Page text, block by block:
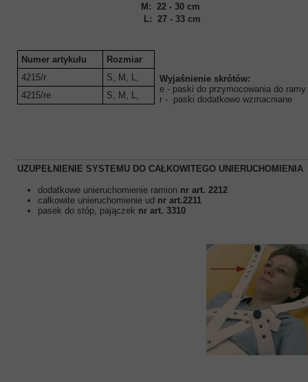
UZUPEŁNIENIE SYSTEMU DO CAŁKOWITEGO UNIERUCHOMIENIA
dodatkowe unieruchomienie ramion nr art. 2212
całkowite unieruchomienie ud nr art.2211
pasek do stóp, pajączek nr art. 3310
Wyjaśnienie skrótów:
e - paski do przymocowania do ramy
r - paski dodatkowo wzmacniane
M: 22 - 30 cm
L: 27 - 33 cm
Numer artykułu
Rozmiar
4215/r
S, M, L,
4215/re
S, M, L,